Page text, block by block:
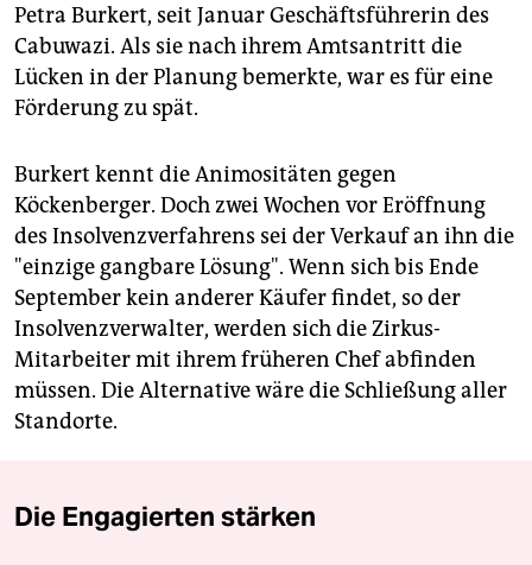
Petra Burkert, seit Januar Geschäftsführerin des
Cabuwazi. Als sie nach ihrem Amtsantritt die
Lücken in der Planung bemerkte, war es für eine
Förderung zu spät.
Burkert kennt die Animositäten gegen
Köckenberger. Doch zwei Wochen vor Eröffnung
des Insolvenzverfahrens sei der Verkauf an ihn die
"einzige gangbare Lösung". Wenn sich bis Ende
September kein anderer Käufer findet, so der
Insolvenzverwalter, werden sich die Zirkus-
Mitarbeiter mit ihrem früheren Chef abfinden
müssen. Die Alternative wäre die Schließung aller
Standorte.
Die Engagierten stärken